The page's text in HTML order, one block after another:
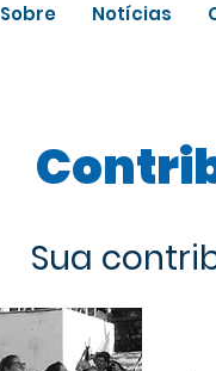
Sobre Notícias
Sua